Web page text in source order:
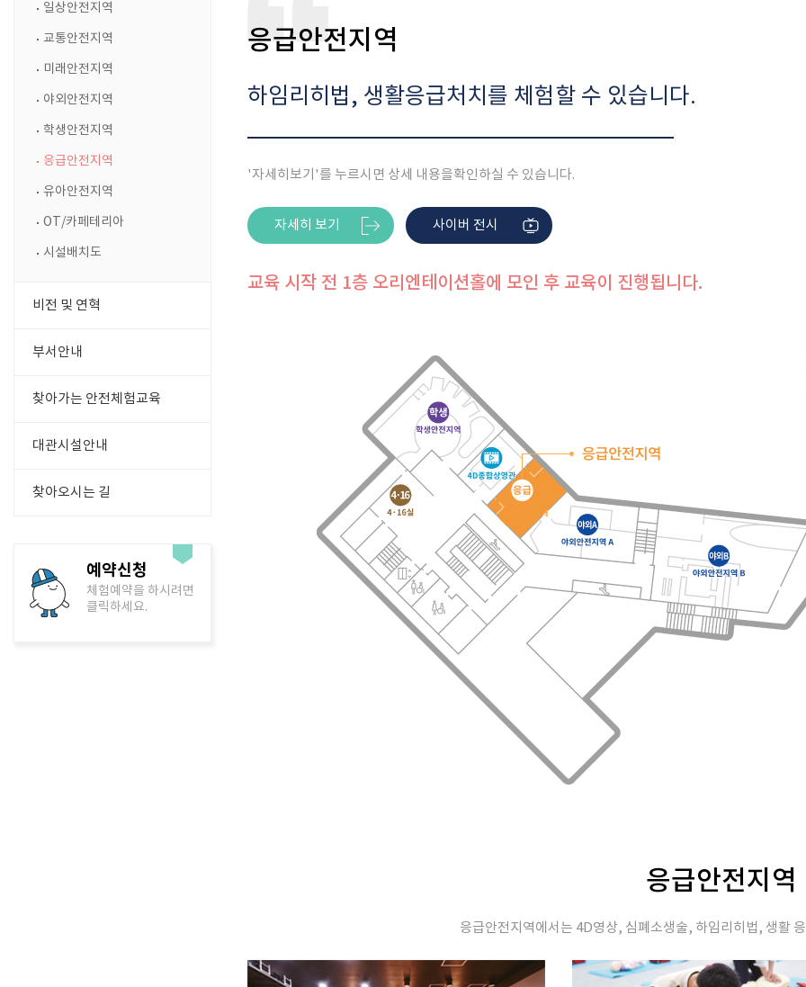
일상안전지역
교통안전지역
미래안전지역
야외안전지역
학생안전지역
응급안전지역
유아안전지역
OT/카페테리아
시설배치도
비전 및 연혁
부서안내
찾아가는 안전체험교육
대관시설안내
찾아오시는 길
예약신청
체험예약을 하시려면
클릭하세요.
응급안전지역
하임리히법, 생활응급처치를 체험할 수 있습니다.
'자세히보기'를 누르시면 상세 내용을확인하실 수 있습니다.
자세히 보기 사이버 전시
교육 시작 전 1층 오리엔테이션홀에 모인 후 교육이 진행됩니다.
응급안전지역
응급안전지역에서는 4D영상, 심폐소생술, 하임리히법, 생활